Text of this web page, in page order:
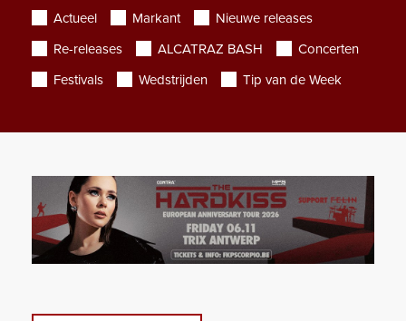
Actueel Markant
Nieuwe releases
Re-releases
ALCATRAZ BASH
Concerten
Festivals
Wedstrijden Tip van de Week